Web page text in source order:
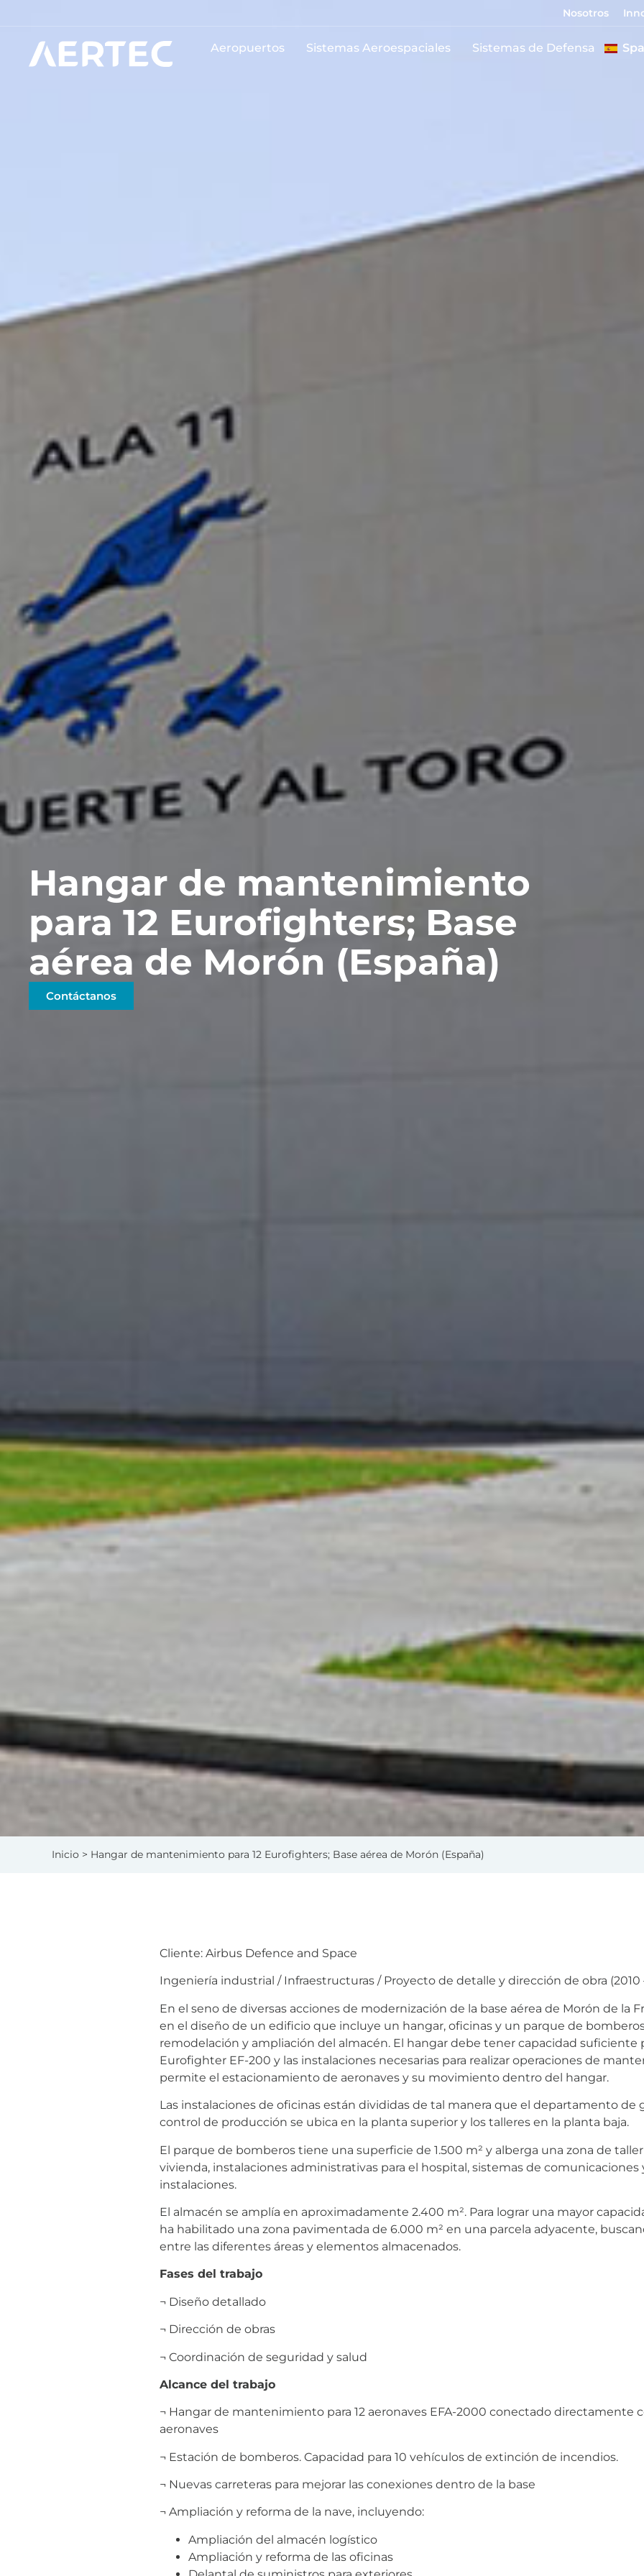
Nosotros
Aeropuertos Sistemas Aeroespaciales Sistemas de Defensa
Hangar de mantenimiento
para 12 Eurofighters; Base
aérea de Morón (España)
Contáctanos
Inicio > Hangar de mantenimiento para 12 Eurofighters; Base aérea de Morón (España)
Cliente: Airbus Defence and Space
Ingeniería industrial / Infraestructuras / Proyecto de detalle y dirección de obra (2010
En el seno de diversas acciones de modernización de la base aérea de Morón de la
en el diseño de un edificio que incluye un hangar, oficinas y un parque de
remodelación y ampliación del almacén. El hangar debe tener capacidad suficiente
Eurofighter EF-200 y las instalaciones necesarias para realizar operaciones de
permite el estacionamiento de aeronaves y su movimiento dentro del hangar.
Las instalaciones de oficinas están divididas de tal manera que el departamento de
control de producción se ubica en la planta superior y los talleres en la planta baja.
El parque de bomberos tiene una superficie de 1.500 m² y alberga una zona de
vivienda, instalaciones administrativas para el hospital, sistemas de comunicaciones
instalaciones.
El almacén se amplía en aproximadamente 2.400 m². Para lograr una mayor
ha habilitado una zona pavimentada de 6.000 m² en una parcela adyacente,
entre las diferentes áreas y elementos almacenados.
Fases del trabajo
¬ Diseño detallado
¬ Dirección de obras
¬ Coordinación de seguridad y salud
Alcance del trabajo
¬ Hangar de mantenimiento para 12 aeronaves EFA-2000 conectado directamente
aeronaves
¬ Estación de bomberos. Capacidad para 10 vehículos de extinción de incendios.
¬ Nuevas carreteras para mejorar las conexiones dentro de la base
¬ Ampliación y reforma de la nave, incluyendo:
Ampliación del almacén logístico
Ampliación y reforma de las oficinas